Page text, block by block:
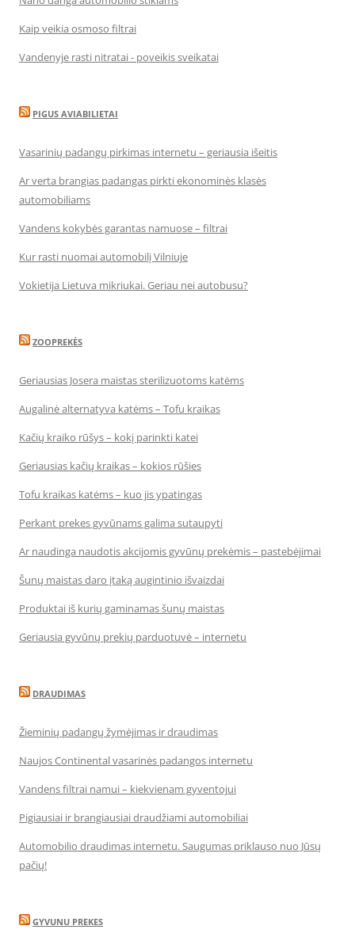
Kaip veikia osmoso filtrai
Vandenyje rasti nitratai - poveikis sveikatai
PIGUS AVIABILIETAI
Vasarinių padangų pirkimas internetu – geriausia išeitis
Ar verta brangias padangas pirkti ekonominės klasės
automobiliams
Vandens kokybės garantas namuose – filtrai
Kur rasti nuomai automobilį Vilniuje
Vokietija Lietuva mikriukai. Geriau nei autobusu?
ZOOPREKĖS
Geriausias Josera maistas sterilizuotoms katėms
Augalinė alternatyva katėms – Tofu kraikas
Kačių kraiko rūšys – kokį parinkti katei
Geriausias kačių kraikas – kokios rūšies
Tofu kraikas katėms – kuo jis ypatingas
Perkant prekes gyvūnams galima sutaupyti
Ar naudinga naudotis akcijomis gyvūnų prekėmis – pastebėjimai
Šunų maistas daro įtaką augintinio išvaizdai
Produktai iš kurių gaminamas šunų maistas
Geriausia gyvūnų prekių parduotuvė – internetu
DRAUDIMAS
Žieminių padangų žymėjimas ir draudimas
Naujos Continental vasarinės padangos internetu
Vandens filtrai namui – kiekvienam gyventojui
Pigiausiai ir brangiausiai draudžiami automobiliai
Automobilio draudimas internetu. Saugumas priklauso nuo Jūsų
pačių!
GYVUNU PREKES